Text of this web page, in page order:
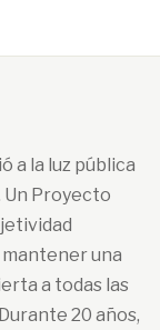
a la luz pública
Un Proyecto
una
a todas las
20 años,